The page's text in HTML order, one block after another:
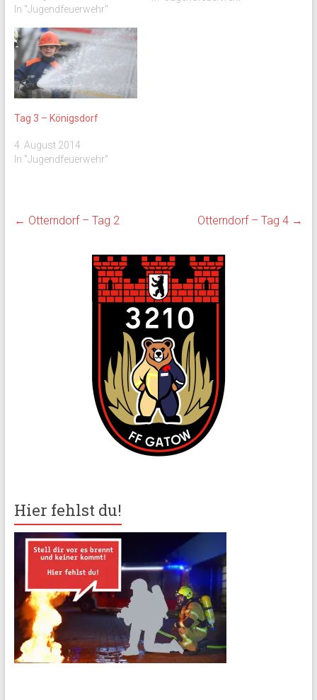
In "Jugendfeuerwehr"
Tag 3 – Königsdorf
4. August 2014
In "Jugendfeuerwehr"
← Otterndorf – Tag 2 Otterndorf – Tag 4 →
Hier fehlst du!